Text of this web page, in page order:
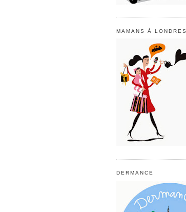
MAMANS À LONDRES
DERMANCE